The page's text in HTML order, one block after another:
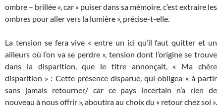
ombre – brillée », car « puiser dans sa mémoire, c’est extraire les
ombres pour aller vers la lumière », précise-t-elle.
La tension se fera vive « entre un ici qu’il faut quitter et un
ailleurs où l’on va se perdre », tension dont l’origine se trouve
dans la disparition, que le titre annonçait, « Ma chère
disparition » : Cette présence disparue, qui obligea « à partir
sans jamais retourner/ car ce pays incertain n’a rien de
nouveau à nous offrir », aboutira au choix du « retour chez soi ».